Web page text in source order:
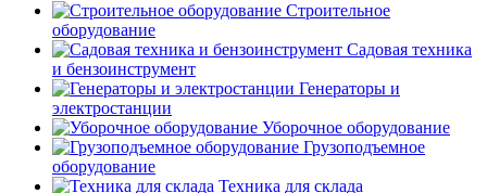
Строительное
оборудование
Садовая техника
и бензоинструмент
Генераторы и
электростанции
Уборочное оборудование
Грузоподъемное
оборудование
Техника для склада